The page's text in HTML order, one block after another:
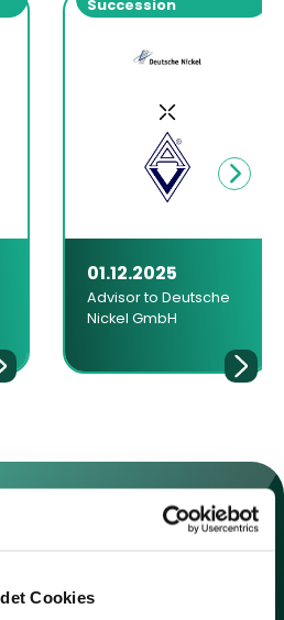
Cookies
Succession
01.12.2025
Advisor to Deutsche
Nickel GmbH